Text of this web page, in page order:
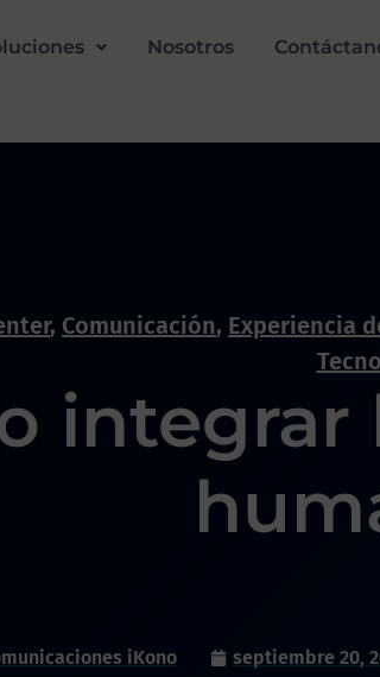
Nosotros
, Comunicación, Experiencia
iKono septiembre 20,